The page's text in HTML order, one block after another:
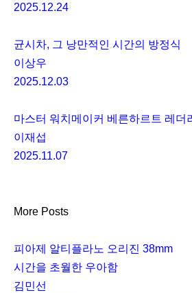
2025.12.24
균시차, 그 낭만적인 시간의 방정식
이상우
2025.12.03
마스터 워치메이커 베른하르트 레더
이재섭
2025.11.07
More Posts
피아제 알티플라노 오리진 38mm
시간을 초월한 우아함
김민선